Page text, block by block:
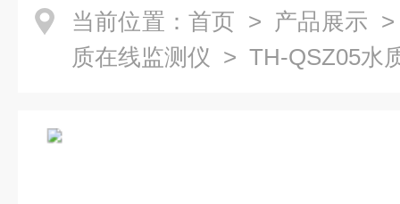
当前位置： 首页 > 产品展示
质在线监测仪 > TH-QSZ05水